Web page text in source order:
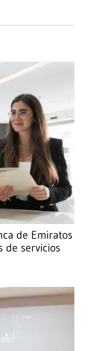
de Emiratos
de servicios